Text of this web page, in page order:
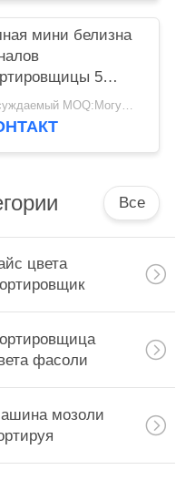
мини белизна
5
риса
обсуждаемый MOQ:Могущий быть предметом переговоров
Все
цвета
фасоли
мозоли